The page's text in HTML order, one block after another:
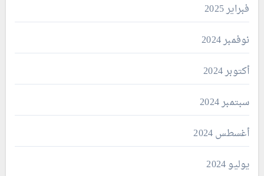
فبراير 2025
نوفمبر 2024
أكتوبر 2024
سبتمبر 2024
أغسطس 2024
يوليو 2024